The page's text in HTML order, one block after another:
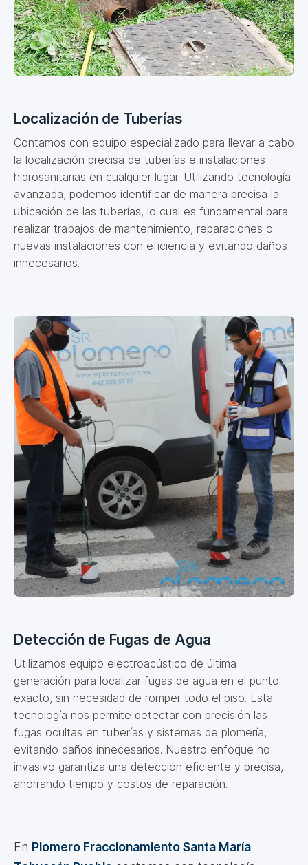
Localización de Tuberías
Contamos con equipo especializado para llevar a cabo
la localización precisa de tuberías e instalaciones
hidrosanitarias en cualquier lugar. Utilizando tecnología
avanzada, podemos identificar de manera precisa la
ubicación de las tuberías, lo cual es fundamental para
realizar trabajos de mantenimiento, reparaciones o
nuevas instalaciones con eficiencia y evitando daños
innecesarios.
Detección de Fugas de Agua
Utilizamos equipo electroacústico de última
generación para localizar fugas de agua en el punto
exacto, sin necesidad de romper todo el piso. Esta
tecnología nos permite detectar con precisión las
fugas ocultas en tuberías y sistemas de plomería,
evitando daños innecesarios. Nuestro enfoque no
invasivo garantiza una detección eficiente y precisa,
ahorrando tiempo y costos de reparación.
En Plomero Fraccionamiento Santa María